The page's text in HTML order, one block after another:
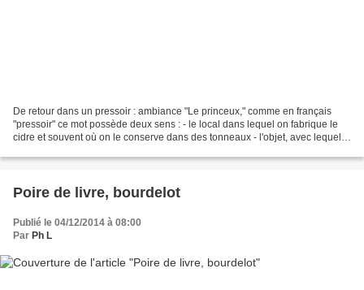
De retour dans un pressoir : ambiance "Le princeux," comme en français
"pressoir" ce mot possède deux sens : - le local dans lequel on fabrique le
cidre et souvent où on le conserve dans des tonneaux - l'objet, avec lequel
Poire de livre, bourdelot
Publié le 04/12/2014 à 08:00
Par Ph L